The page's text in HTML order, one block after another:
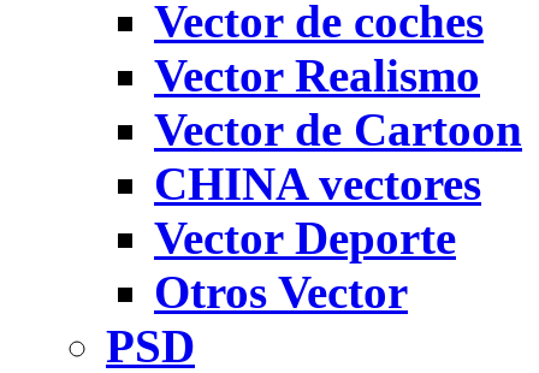
Vector de coches
Vector Realismo
Vector de Cartoon
CHINA vectores
Vector Deporte
Otros Vector
PSD